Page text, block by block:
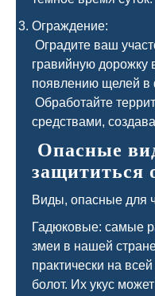
Ограждение:
Оградите ваш
гравийную дорожку
появлению щелей в
Обработайте
средствами,
Опасные
защититься
Виды, опасные для
Гадюковые: самые
змеи в нашей
практически на
болот. Их укус